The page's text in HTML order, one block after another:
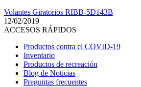
Volantes Giratorios RIBB-5D143B
12/02/2019
ACCESOS RÁPIDOS
Productos contra el COVID-19
Inventario
Productos de recreación
Blog de Noticias
Preguntas frecuentes